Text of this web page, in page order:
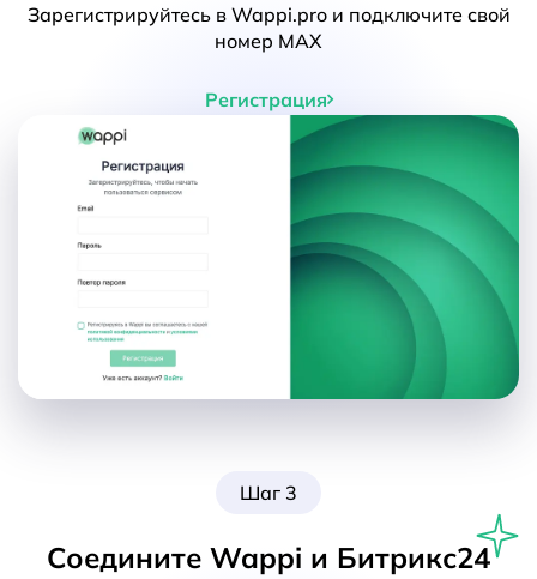
Зарегистрируйтесь в Wappi.pro и подключите свой
номер MAX
Регистрация
Шаг 3
Соедините Wappi и Битрикс24